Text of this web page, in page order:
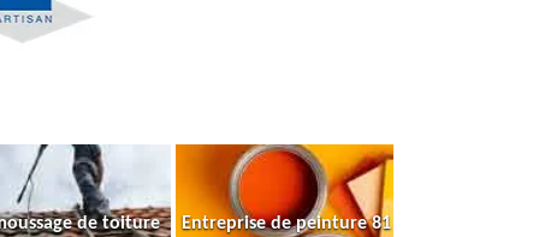
de toiture
Entreprise de peinture 81